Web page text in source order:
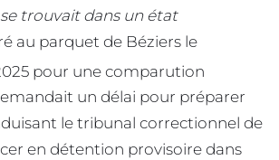
trouvait dans un état
au parquet de Béziers le
pour une comparution
un délai pour préparer
le tribunal correctionnel de
en détention provisoire dans